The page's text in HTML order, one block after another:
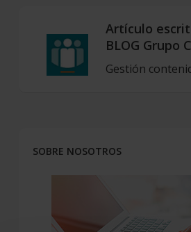
Artículo
BLOG Grupo
Gestión
SOBRE NOSOTROS